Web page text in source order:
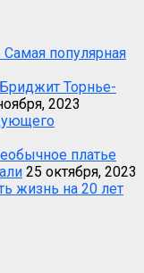
популярная
Торнье-
2023
платье
25 октября, 2023
жизнь на 20 лет